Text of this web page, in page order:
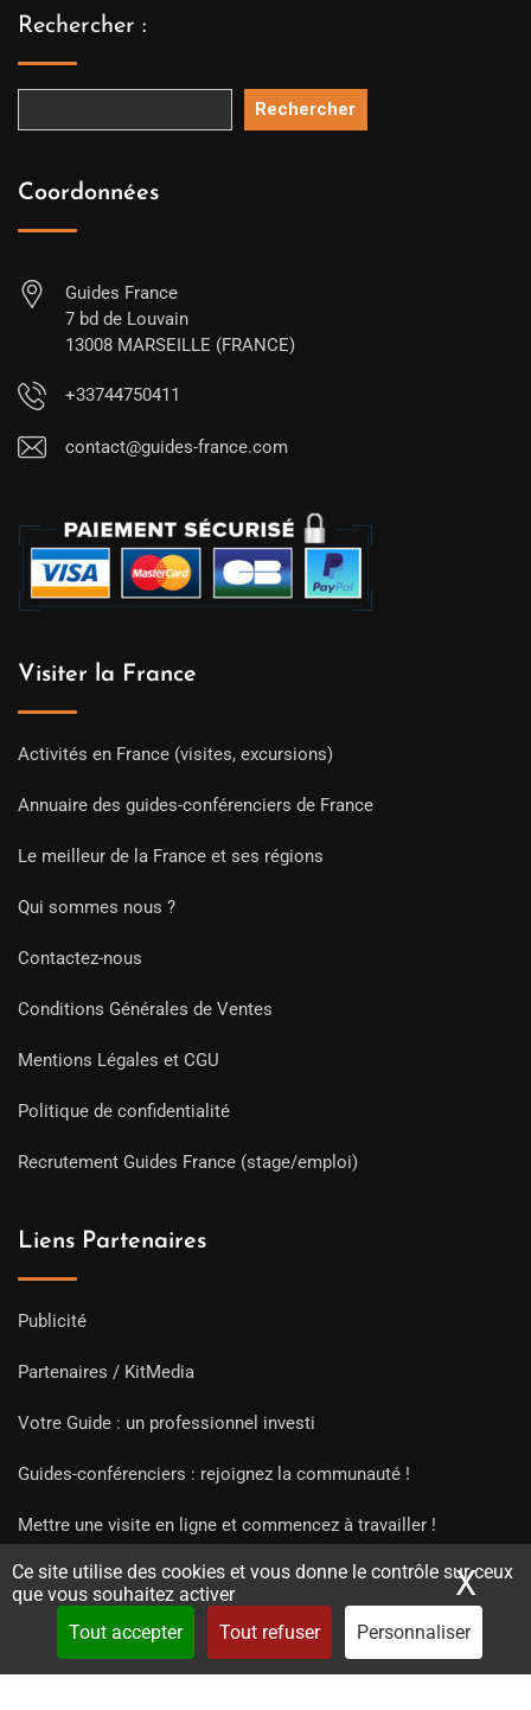
Ce site utilise des cookies et vous donne le contrôle sur ceux
que vous souhaitez activer
Tout accepter
Tout refuser Personnaliser
X
Rechercher :
Rechercher
Coordonnées
Guides France
7 bd de Louvain
13008 MARSEILLE (FRANCE)
+33744750411
contact@guides-france.com
Visiter la France
Activités en France (visites, excursions)
Annuaire des guides-conférenciers de France
Le meilleur de la France et ses régions
Qui sommes nous ?
Contactez-nous
Conditions Générales de Ventes
Mentions Légales et CGU
Politique de confidentialité
Recrutement Guides France (stage/emploi)
Liens Partenaires
Publicité
Partenaires / KitMedia
Votre Guide : un professionnel investi
Guides-conférenciers : rejoignez la communauté !
Mettre une visite en ligne et commencez à travailler !